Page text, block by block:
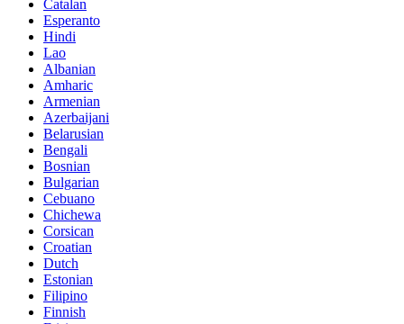
Catalan
Esperanto
Hindi
Lao
Albanian
Amharic
Armenian
Azerbaijani
Belarusian
Bengali
Bosnian
Bulgarian
Cebuano
Chichewa
Corsican
Croatian
Dutch
Estonian
Filipino
Finnish